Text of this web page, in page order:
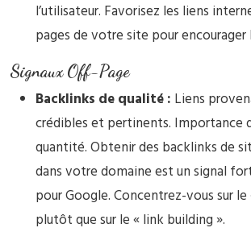
l’utilisateur. Favorisez les liens
pages de votre site pour
Signaux Off-Page
Backlinks de qualité : Liens
crédibles et pertinents. Importance
quantité. Obtenir des backlinks de
dans votre domaine est un signal
pour Google. Concentrez-vous sur
plutôt que sur le « link building ».